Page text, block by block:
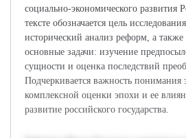
социально-экономического развития
тексте обозначается цель
исторический анализ реформ, а
основные задачи: изучение
сущности и оценка последствий
Подчеркивается важность понимания
комплексной оценки эпохи и ее
развитие российского государства.